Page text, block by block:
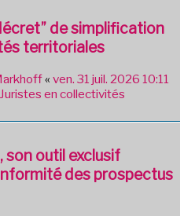
de simplification
territoriales
« ven. 31 juil. 2026 10:11
en collectivités
son outil exclusif
des prospectus